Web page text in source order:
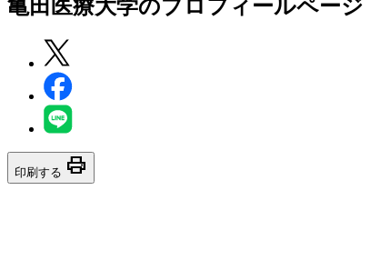
亀田医療大学のプロフィールページ
印刷する print